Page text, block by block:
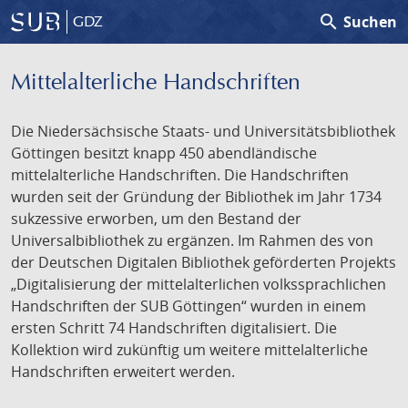
GDZ search Suchen
Mittelalterliche Handschriften
Die Niedersächsische Staats- und Universitätsbibliothek
Göttingen besitzt knapp 450 abendländische
mittelalterliche Handschriften. Die Handschriften
wurden seit der Gründung der Bibliothek im Jahr 1734
sukzessive erworben, um den Bestand der
Universalbibliothek zu ergänzen. Im Rahmen des von
der Deutschen Digitalen Bibliothek geförderten Projekts
„Digitalisierung der mittelalterlichen volkssprachlichen
Handschriften der SUB Göttingen“ wurden in einem
ersten Schritt 74 Handschriften digitalisiert. Die
Kollektion wird zukünftig um weitere mittelalterliche
Handschriften erweitert werden.